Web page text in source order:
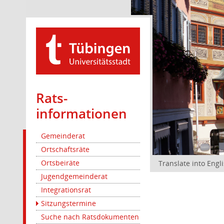
Rats­
informationen
Gemeinderat
Ortschaftsräte
Ortsbeiräte
Jugendgemeinderat
Integrationsrat
Sitzungstermine
Suche nach Ratsdokumenten
Translate into